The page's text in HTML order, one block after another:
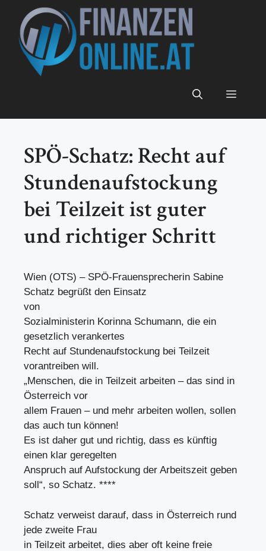
Inhalt
springen
Menü
SPÖ-Schatz: Recht auf
Stundenaufstockung
bei Teilzeit ist guter
und richtiger Schritt
Wien (OTS) – SPÖ-Frauensprecherin Sabine
Schatz begrüßt den Einsatz
von
Sozialministerin Korinna Schumann, die ein
gesetzlich verankertes
Recht auf Stundenaufstockung bei Teilzeit
vorantreiben will.
„Menschen, die in Teilzeit arbeiten – das sind in
Österreich vor
allem Frauen – und mehr arbeiten wollen, sollen
das auch tun können!
Es ist daher gut und richtig, dass es künftig
einen klar geregelten
Anspruch auf Aufstockung der Arbeitszeit geben
soll“, so Schatz. ****
Schatz verweist darauf, dass in Österreich rund
jede zweite Frau
in Teilzeit arbeitet, dies aber oft keine freie